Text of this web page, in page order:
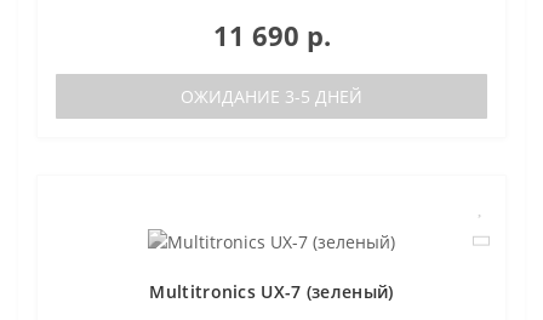
11 690 р.
ОЖИДАНИЕ 3-5 ДНЕЙ
Multitronics UX-7 (зеленый)